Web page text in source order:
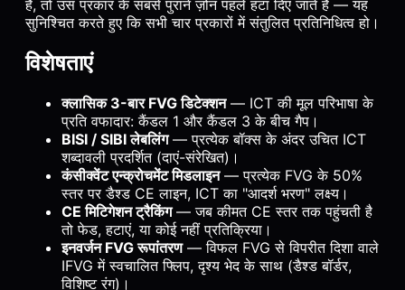
है, तो उस प्रकार के सबसे पुराने ज़ोन पहले हटा दिए जाते हैं — यह
सुनिश्चित करते हुए कि सभी चार प्रकारों में संतुलित प्रतिनिधित्व हो।
विशेषताएं
क्लासिक 3-बार FVG डिटेक्शन— ICT की मूल परिभाषा के
प्रति वफादार: कैंडल 1 और कैंडल 3 के बीच गैप।
BISI / SIBI लेबलिंग— प्रत्येक बॉक्स के अंदर उचित ICT
शब्दावली प्रदर्शित (दाएं-संरेखित)।
कंसीक्वेंट एन्क्रोचमेंट मिडलाइन— प्रत्येक FVG के 50%
स्तर पर डैश्ड CE लाइन, ICT का "आदर्श भरण" लक्ष्य।
CE मिटिगेशन ट्रैकिंग— जब कीमत CE स्तर तक पहुंचती है
तो फेड, हटाएं, या कोई नहीं प्रतिक्रिया।
इनवर्जन FVG रूपांतरण— विफल FVG से विपरीत दिशा वाले
IFVG में स्वचालित फ्लिप, दृश्य भेद के साथ (डैश्ड बॉर्डर,
विशिष्ट रंग)।